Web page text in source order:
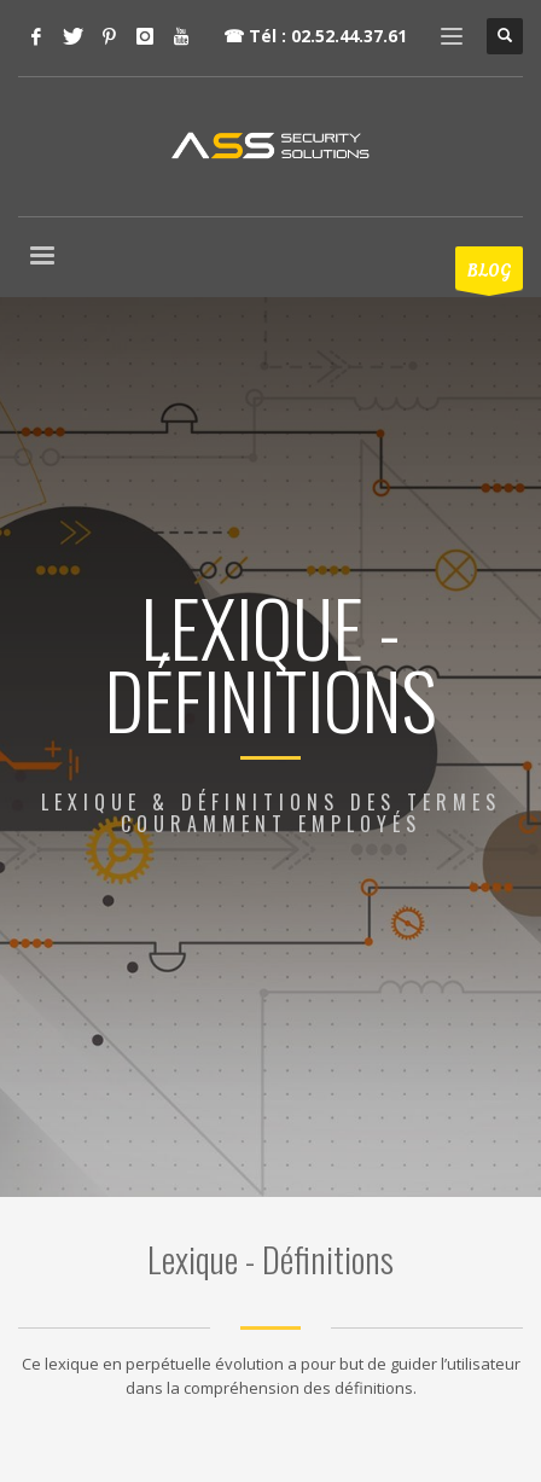
☎ Tél : 02.52.44.37.61
BLOG
LEXIQUE -
DÉFINITIONS
LEXIQUE & DÉFINITIONS DES TERMES
COURAMMENT EMPLOYÉS
Lexique - Définitions
Ce lexique en perpétuelle évolution a pour but de guider l’utilisateur
dans la compréhension des définitions.